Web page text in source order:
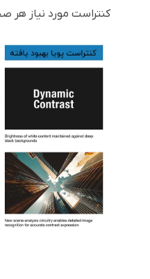
کنتراست مورد نیاز هر